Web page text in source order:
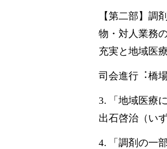
【第二部】調
物・対⼈業務
充実と地域医
司会進⾏︓橋
3. 「地域医療
出石啓治（い
4. 「調剤の⼀